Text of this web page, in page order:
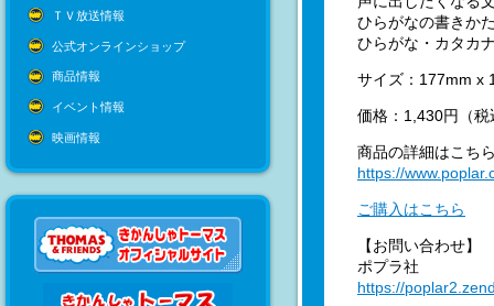
ＴＶ放送情報
公式オンラインショップ
商品情報
イベント情報
映画情報
ひらがなの書きか
ひらがな・カタカ
サイズ：177mm x
価格：1,430円（税
商品の詳細はこち
https://
ご購入はこちら
【お問い合わせ】
ポプラ社
https://